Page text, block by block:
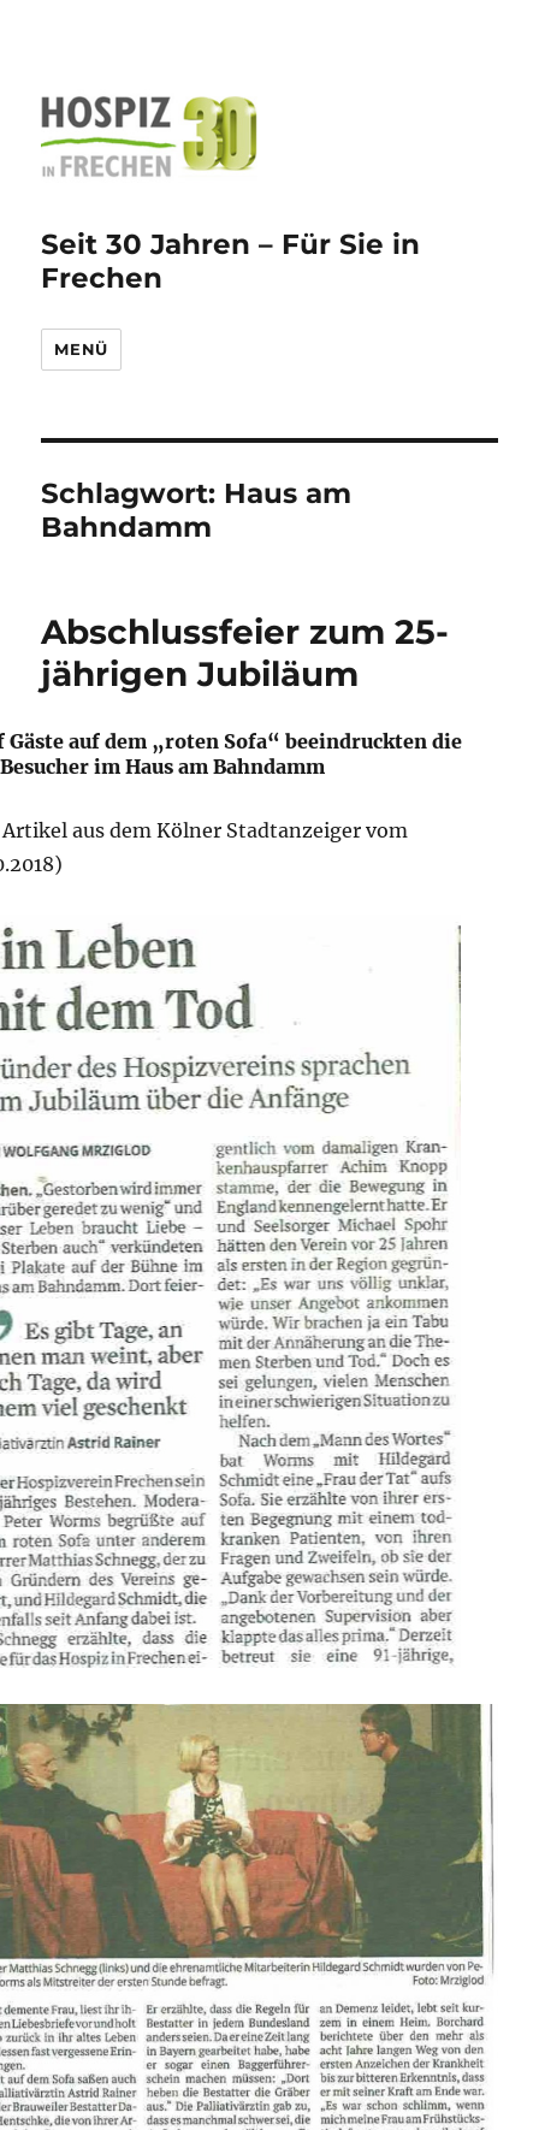
Seit 30 Jahren – Für Sie in
Frechen
MENÜ
Schlagwort: Haus am
Bahndamm
Abschlussfeier zum 25-
jährigen Jubiläum
Gäste auf dem „roten Sofa“ beeindruckten die
im Haus am Bahndamm
aus dem Kölner Stadtanzeiger vom